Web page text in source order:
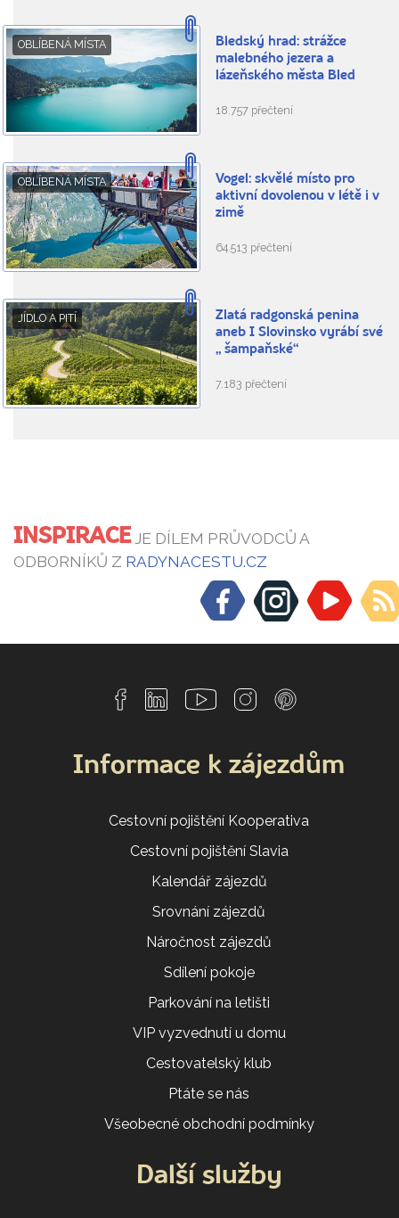
OBLÍBENÁ MÍSTA
Bledský hrad: strážce
malebného jezera a
lázeňského města Bled
18.757 přečtení
OBLÍBENÁ MÍSTA
Vogel: skvělé místo pro
aktivní dovolenou v létě i v
zimě
64.513 přečtení
JÍDLO A PITÍ
Zlatá radgonská penina
aneb I Slovinsko vyrábí své
„ šampaňské“
7.183 přečtení
INSPIRACEJE DÍLEM PRŮVODCŮ A
ODBORNÍKŮ Z RADYNACESTU.CZ
Informace k zájezdům
Cestovní pojištění Kooperativa
Cestovní pojištění Slavia
Kalendář zájezdů
Srovnání zájezdů
Náročnost zájezdů
Sdílení pokoje
Parkování na letišti
VIP vyzvednutí u domu
Cestovatelský klub
Ptáte se nás
Všeobecné obchodní podmínky
Další služby